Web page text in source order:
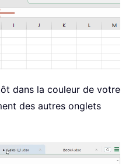
dans la couleur de votre
des autres onglets